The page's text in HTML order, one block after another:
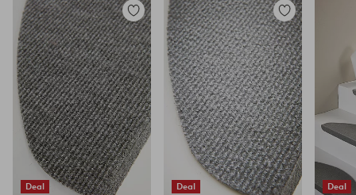
Deal
Dodaj
do
ulubionych
Deal
Dodaj
do
ulubionych
Deal